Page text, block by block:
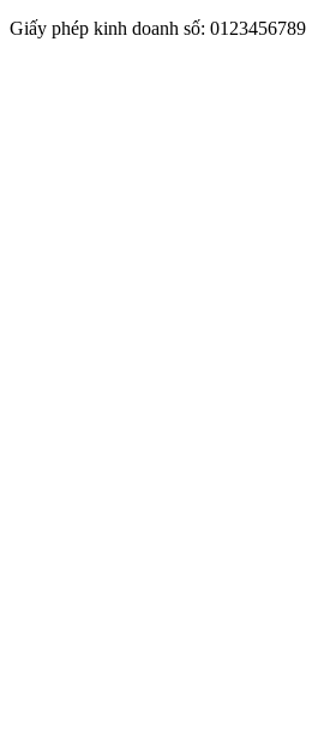
Giấy phép kinh doanh số: 0123456789